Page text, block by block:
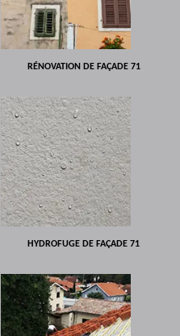
RÉNOVATION DE FAÇADE 71
HYDROFUGE DE FAÇADE 71